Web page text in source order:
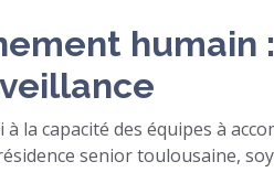
la capacité des équipes à
senior toulousaine,